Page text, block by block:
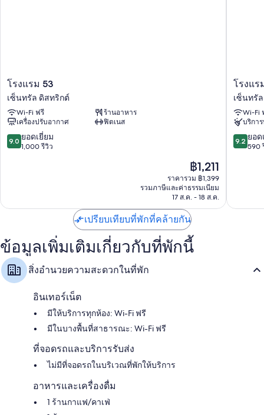
ห้องน้ำพร้อมของใช้ในห้องน้ำฟรีและไดร์เป่าผม
ทีวีจอแอลอีดี 40 นิ้ว พร้อม ช่องดิจิตอล
ตู้เสื้อผ้า, ตู้เย็นเล็ก และถุงชา/กาแฟให้บริการฟรี
โรงแรม
53
เซ็นทรัล
ดิส
ทริกต์
โรงแรม 53
เซ็นทรัล ดิสทริกต์
Wi-Fi ฟรี
ร้านอาหาร
เครื่องปรับอากาศ
ฟิตเนส
9.0
จาก
9.0 ยอดเยี่ยม
1,000 รีวิว
ราคา
ปัจจุบัน
คือ
฿1,211
฿1,211
ราคารวม ฿1,399
รวมภาษีและค่าธรรมเนียม
17 ส.ค. - 18 ส.ค.
โรง
แรม
บลู
สกาย
เซ็นทรัล
ดิส
ทริกต์
โรงแร
เซ็นทรั
Wi-Fi
บริกา
9.2
จาก
9.2 ยอด
590
เปรียบเทียบที่พักที่คล้ายกัน
ข้อมูลเพิ่มเติมเกี่ยวกับที่พักนี้
สิ่งอำนวยความสะดวกในที่พัก
อินเทอร์เน็ต
มีให้บริการทุกห้อง: Wi-Fi ฟรี
มีในบางพื้นที่สาธารณะ: Wi-Fi ฟรี
ที่จอดรถและบริการรับส่ง
ไม่มีที่จอดรถในบริเวณที่พักให้บริการ
อาหารและเครื่องดื่ม
1 ร้านกาแฟ/คาเฟ่